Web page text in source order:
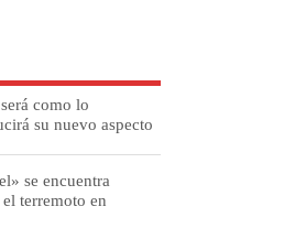
como lo
su nuevo aspecto
se encuentra
terremoto en